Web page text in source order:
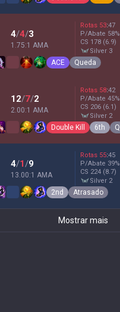
4/4/3
1.75:1 AMA
Rotas 53:47
P/Abate 58%
CS 178 (6.9)
silver 3
ACE Queda
12/7/2
2.00:1 AMA
Rotas 58:42
P/Abate 45%
CS 206 (6.1)
silver 2
Double Kill 6th
4/1/9
13.00:1 AMA
Rotas 55:45
P/Abate 39%
CS 224 (8.7)
silver 2
2nd Atrasado
Mostrar mais